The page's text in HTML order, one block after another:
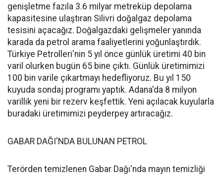
genişletme fazıla 3.6 milyar metreküp depolama
kapasitesine ulaştıran Silivri doğalgaz depolama
tesisini açacağız. Doğalgazdaki gelişmeler yanında
karada da petrol arama faaliyetlerini yoğunlaştırdık.
Türkiye Petrolleri'nin 5 yıl önce günlük üretimi 40 bin
varil olurken bugün 65 bine çıktı. Günlük üretimimizi
100 bin varile çıkartmayı hedefliyoruz. Bu yıl 150
kuyuda sondaj programı yaptık. Adana'da 8 milyon
varillik yeni bir rezerv keşfettik. Yeni açılacak kuyularla
buradaki üretimimizi peyderpey artıracağız.
GABAR DAĞI'NDA BULUNAN PETROL
Terörden temizlenen Gabar Dağı'nda mayın temizliği